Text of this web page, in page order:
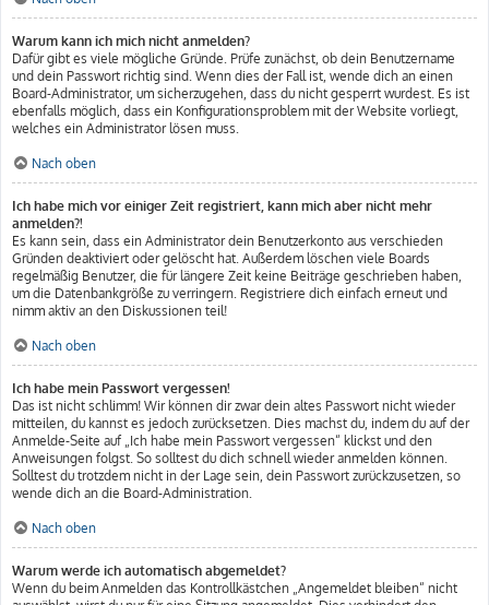
Warum kann ich mich nicht anmelden?
Dafür gibt es viele mögliche Gründe. Prüfe zunächst, ob dein Benutzername
und dein Passwort richtig sind. Wenn dies der Fall ist, wende dich an einen
Board-Administrator, um sicherzugehen, dass du nicht gesperrt wurdest. Es ist
ebenfalls möglich, dass ein Konfigurationsproblem mit der Website vorliegt,
welches ein Administrator lösen muss.
Nach oben
Ich habe mich vor einiger Zeit registriert, kann mich aber nicht mehr
anmelden?!
Es kann sein, dass ein Administrator dein Benutzerkonto aus verschieden
Gründen deaktiviert oder gelöscht hat. Außerdem löschen viele Boards
regelmäßig Benutzer, die für längere Zeit keine Beiträge geschrieben haben,
um die Datenbankgröße zu verringern. Registriere dich einfach erneut und
nimm aktiv an den Diskussionen teil!
Nach oben
Ich habe mein Passwort vergessen!
Das ist nicht schlimm! Wir können dir zwar dein altes Passwort nicht wieder
mitteilen, du kannst es jedoch zurücksetzen. Dies machst du, indem du auf der
Anmelde-Seite auf „Ich habe mein Passwort vergessen“ klickst und den
Anweisungen folgst. So solltest du dich schnell wieder anmelden können.
Solltest du trotzdem nicht in der Lage sein, dein Passwort zurückzusetzen, so
wende dich an die Board-Administration.
Nach oben
Warum werde ich automatisch abgemeldet?
Wenn du beim Anmelden das Kontrollkästchen „Angemeldet bleiben“ nicht